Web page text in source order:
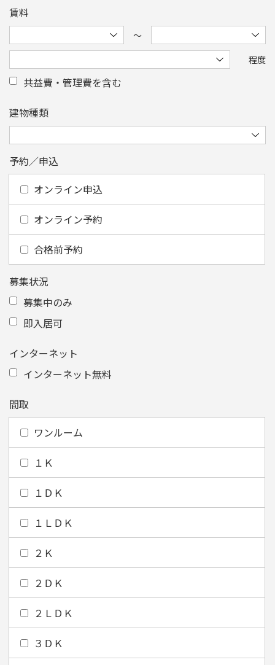
賃料
〜
程度
共益費・管理費を含む
建物種類
予約／申込
オンライン申込
オンライン予約
合格前予約
募集状況
募集中のみ
即入居可
インターネット
インターネット無料
間取
ワンルーム
１Ｋ
１ＤＫ
１ＬＤＫ
２Ｋ
２ＤＫ
２ＬＤＫ
３ＤＫ